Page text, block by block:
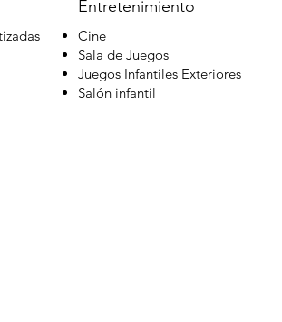
Entretenimiento
Cine
Sala de Juegos
Juegos Infantiles Exteriores
Salón infantil